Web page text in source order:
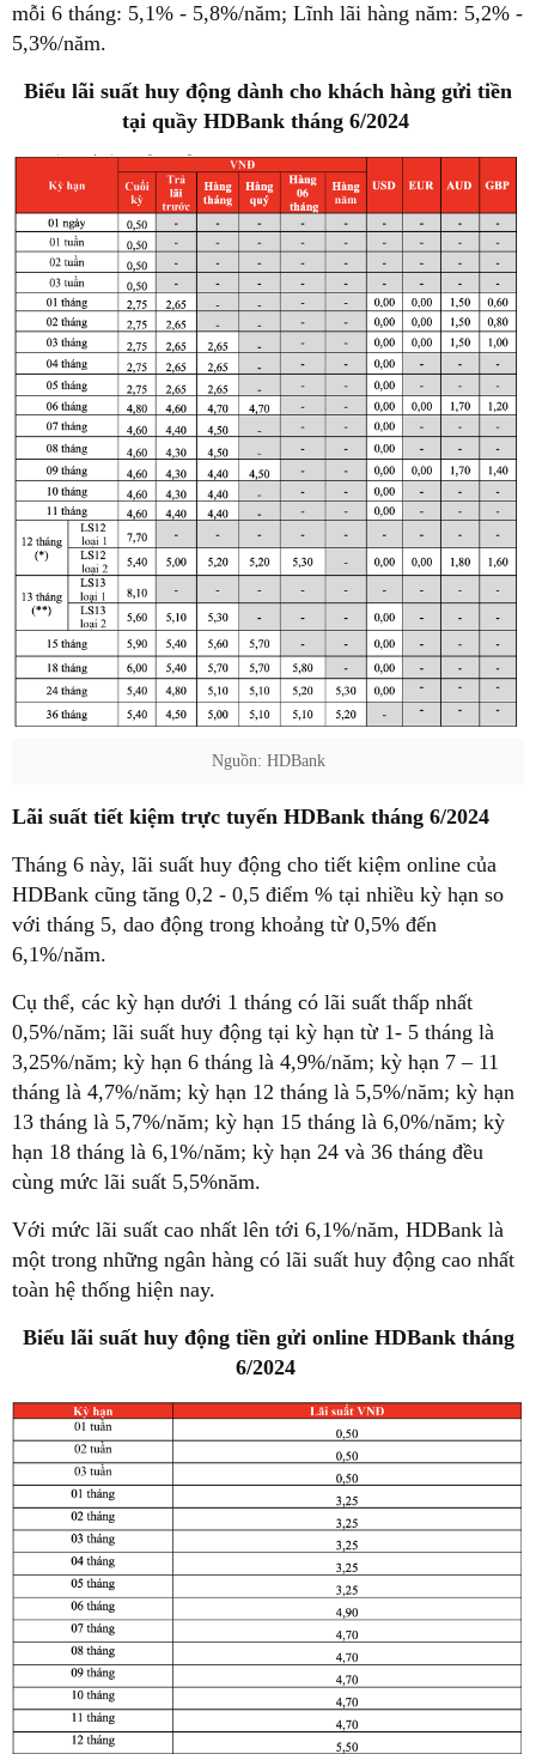
mỗi 6 tháng: 5,1% - 5,8%/năm; Lĩnh lãi hàng năm: 5,2% -
5,3%/năm.
Biểu lãi suất huy động dành cho khách hàng gửi tiền
tại quầy HDBank tháng 6/2024
Nguồn: HDBank
Lãi suất tiết kiệm trực tuyến HDBank tháng 6/2024
Tháng 6 này, lãi suất huy động cho tiết kiệm online của
HDBank cũng tăng 0,2 - 0,5 điểm % tại nhiều kỳ hạn so
với tháng 5, dao động trong khoảng từ 0,5% đến
6,1%/năm.
Cụ thể, các kỳ hạn dưới 1 tháng có lãi suất thấp nhất
0,5%/năm; lãi suất huy động tại kỳ hạn từ 1- 5 tháng là
3,25%/năm; kỳ hạn 6 tháng là 4,9%/năm; kỳ hạn 7 – 11
tháng là 4,7%/năm; kỳ hạn 12 tháng là 5,5%/năm; kỳ hạn
13 tháng là 5,7%/năm; kỳ hạn 15 tháng là 6,0%/năm; kỳ
hạn 18 tháng là 6,1%/năm; kỳ hạn 24 và 36 tháng đều
cùng mức lãi suất 5,5%năm.
Với mức lãi suất cao nhất lên tới 6,1%/năm, HDBank là
một trong những ngân hàng có lãi suất huy động cao nhất
toàn hệ thống hiện nay.
Biểu lãi suất huy động tiền gửi online HDBank tháng
6/2024